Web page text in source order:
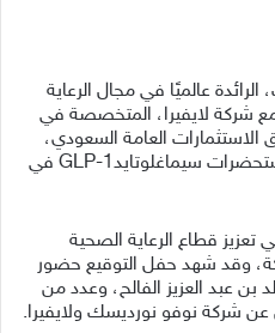
عالميًا في مجال الرعاية
شركة لايفيرا، المتخصصة في
الاستثمارات العامة السعودي،
وذلك سعيًا نحو توطين تصنيع مستحضرات سيماغلوتايدGLP-1 في
قطاع الرعاية الصحية
وقد شهد حفل التوقيع حضور
بن عبد العزيز الفالح، وعدد من
عن شركة نوفو نورديسك ولايفيرا.